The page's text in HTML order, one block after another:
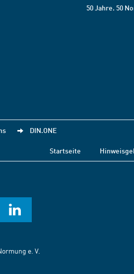
50 Jahre. 50
DIN.ONE
Startseite
e. V.